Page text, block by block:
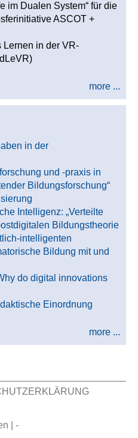
im Dualen System“ für die
ASCOT +
Lernen in der VR-
more ...
in der
und -praxis in
Bildungsforschung“
Intelligenz: „Verteilte
Bildungstheorie
intelligenten
Bildung mit und
do digital innovations
Einordnung
more ...
| -